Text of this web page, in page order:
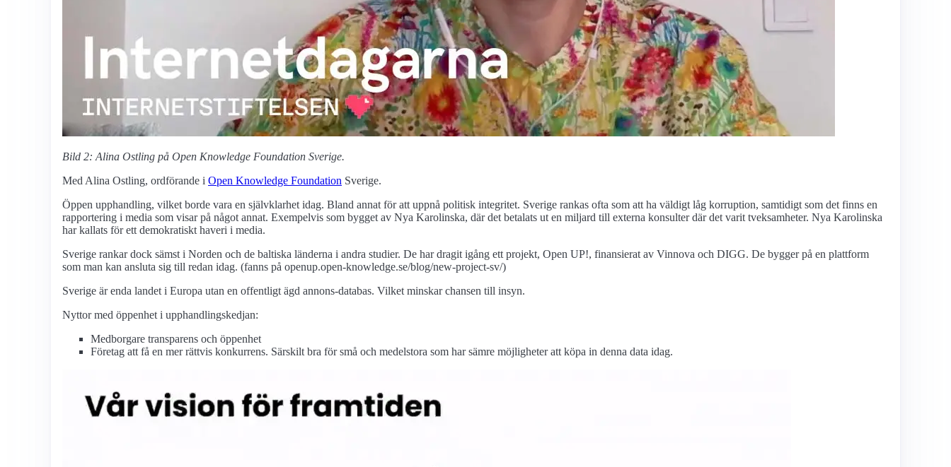
Bild 2: Alina Ostling på Open Knowledge Foundation Sverige.
Med Alina Ostling, ordförande i Open Knowledge Foundation Sverige.
Öppen upphandling, vilket borde vara en självklarhet idag. Bland annat för att uppnå politisk integritet. Sverige rankas ofta som att ha väldigt låg korruption, samtidigt som det finns en
rapportering i media som visar på något annat. Exempelvis som bygget av Nya Karolinska, där det betalats ut en miljard till externa konsulter där det varit tveksamheter. Nya Karolinska
har kallats för ett demokratiskt haveri i media.
Sverige rankar dock sämst i Norden och de baltiska länderna i andra studier. De har dragit igång ett projekt, Open UP!, finansierat av Vinnova och DIGG. De bygger på en plattform
som man kan ansluta sig till redan idag. (fanns på openup.open-knowledge.se/blog/new-project-sv/)
Sverige är enda landet i Europa utan en offentligt ägd annons-databas. Vilket minskar chansen till insyn.
Nyttor med öppenhet i upphandlingskedjan:
Medborgare transparens och öppenhet
Företag att få en mer rättvis konkurrens. Särskilt bra för små och medelstora som har sämre möjligheter att köpa in denna data idag.